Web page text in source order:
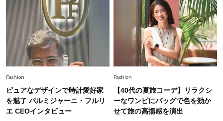
Fashion
今、40代の「メガネ＆サングラス」のトレンド
に更新あり！“黒ぶち以外”が新定番に
旬着こなし3選。地味見え回避のコツは「バッグ
選び」！
Fashion
ピュアなデザインで時計愛好家
を魅了 パルミジャーニ・フルリ
エ CEOインタビュー
Fashion
【40代の夏旅コーデ】リラクシ
ーなワンピにバッグで色を効か
せて旅の高揚感を演出